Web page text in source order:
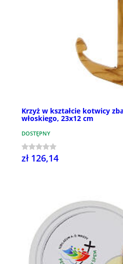
Krzyż w kształcie kotwicy
włoskiego, 23x12 cm
DOSTĘPNY
zł 126,14